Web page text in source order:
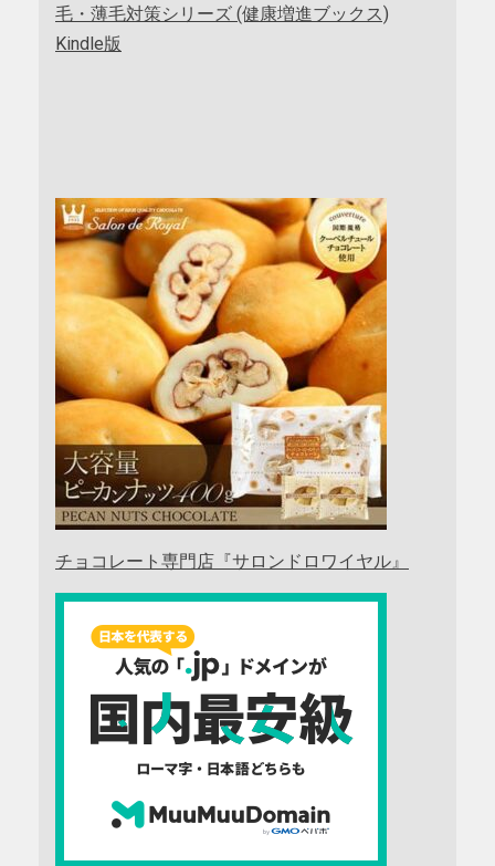
毛・薄毛対策シリーズ (健康増進ブックス)
Kindle版
チョコレート専門店『サロンドロワイヤル』